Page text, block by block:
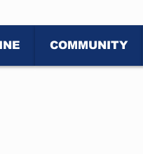
COMMUNITY